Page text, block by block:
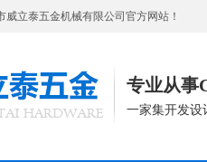
威立泰五金机械有限公司官方网站！
专业从事
一家集开发设